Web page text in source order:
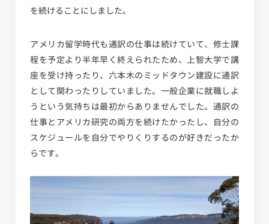
を続けることにしました。
アメリカ留学時代も通訳の仕事は続けていて、修士課
程を予定より半年早く終えられたため、上智大学で講
座を受け持ったり、六本木のミッドタウン建設に通訳
として関わったりしていました。一般企業に就職しよ
うという気持ちは最初からありませんでした。通訳の
仕事とアメリカ研究の両方を続けたかったし、自分の
スケジュールを自分でやりくりするのが好きだったか
らです。